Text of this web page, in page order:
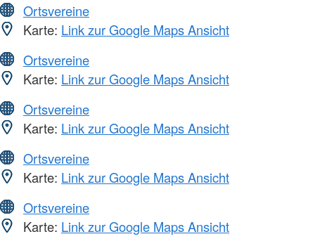
Ortsvereine
Karte: Link zur Google Maps Ansicht
Ortsvereine
Karte: Link zur Google Maps Ansicht
Ortsvereine
Karte: Link zur Google Maps Ansicht
Ortsvereine
Karte: Link zur Google Maps Ansicht
Ortsvereine
Karte: Link zur Google Maps Ansicht